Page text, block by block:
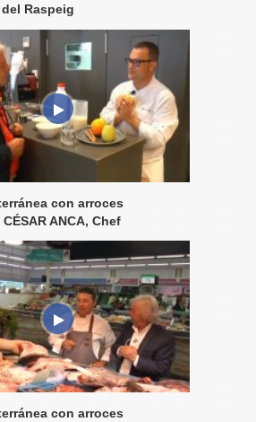
del Raspeig
con arroces
ANCA, Chef
con arroces